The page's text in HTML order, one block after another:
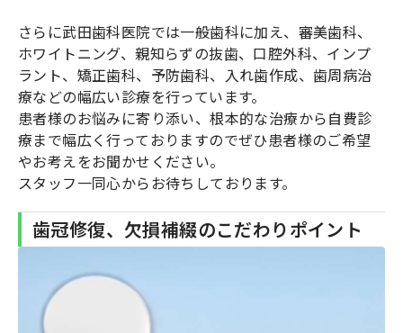
さらに武田歯科医院では一般歯科に加え、審美歯科、
ホワイトニング、親知らずの抜歯、口腔外科、インプ
ラント、矯正歯科、予防歯科、入れ歯作成、歯周病治
療などの幅広い診療を行っています。
患者様のお悩みに寄り添い、根本的な治療から自費診
療まで幅広く行っておりますのでぜひ患者様のご希望
やお考えをお聞かせください。
スタッフ一同心からお待ちしております。
歯冠修復、欠損補綴のこだわりポイント